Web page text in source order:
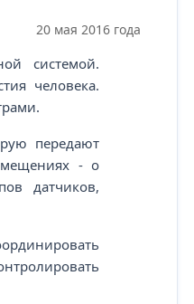
20 мая 2016 года
системой.
человека.
передают
- о
датчиков,